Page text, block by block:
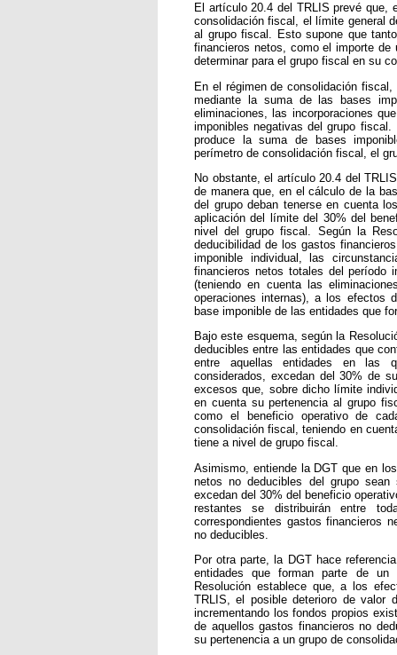
El artículo 20.4 del TRLIS prevé que,
consolidación fiscal, el límite general
al grupo fiscal. Esto supone que
financieros netos, como el importe
determinar para el grupo fiscal en su
En el régimen de consolidación
mediante la suma de las bases
eliminaciones, las incorporaciones
imponibles negativas del grupo
produce la suma de bases
perímetro de consolidación fiscal, el
No obstante, el artículo 20.4 del
de manera que, en el cálculo de la
del grupo deban tenerse en cuenta
aplicación del límite del 30% del
nivel del grupo fiscal. Según la
deducibilidad de los gastos
imponible individual, las
financieros netos totales del período
(teniendo en cuenta las
operaciones internas), a los efectos
base imponible de las entidades que
Bajo este esquema, según la
deducibles entre las entidades que
entre aquellas entidades en las
considerados, excedan del 30% de
excesos que, sobre dicho límite
en cuenta su pertenencia al grupo
como el beneficio operativo de
consolidación fiscal, teniendo en
tiene a nivel de grupo fiscal.
Asimismo, entiende la DGT que en
netos no deducibles del grupo
excedan del 30% del beneficio
restantes se distribuirán entre
correspondientes gastos financieros
no deducibles.
Por otra parte, la DGT hace
entidades que forman parte de
Resolución establece que, a los
TRLIS, el posible deterioro de valor
incrementando los fondos propios
de aquellos gastos financieros no
su pertenencia a un grupo de